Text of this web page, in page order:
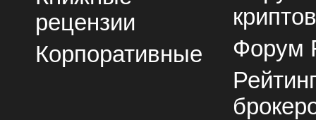
рецензии
Корпоративные
Форум